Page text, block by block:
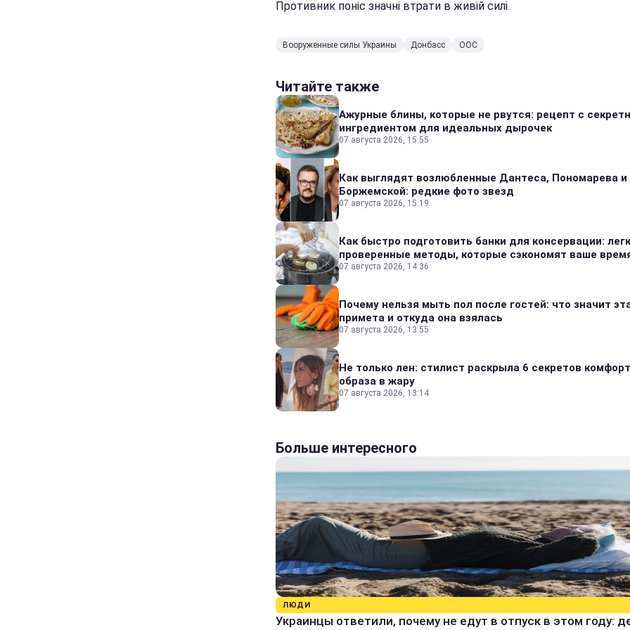
Противник поніс значні втрати в живій силі.
Вооруженные силы Украины Донбасс ООС
Читайте также
Ажурные блины, которые не рвутся: рецепт с
ингредиентом для идеальных дырочек
07 августа 2026, 15:55
Как выглядят возлюбленные Дантеса, Пономарева и
Боржемской: редкие фото звезд
07 августа 2026, 15:19
Как быстро подготовить банки для консервации:
проверенные методы, которые сэкономят ваше
07 августа 2026, 14:36
Почему нельзя мыть пол после гостей: что значит
примета и откуда она взялась
07 августа 2026, 13:55
Не только лен: стилист раскрыла 6 секретов
образа в жару
07 августа 2026, 13:14
Больше интересного
ЛЮДИ
Украинцы ответили, почему не едут в отпуск в этом году: